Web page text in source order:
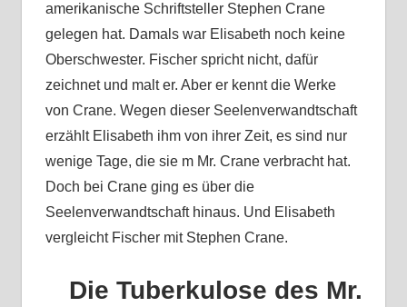
amerikanische Schriftsteller Stephen Crane
gelegen hat. Damals war Elisabeth noch keine
Oberschwester. Fischer spricht nicht, dafür
zeichnet und malt er. Aber er kennt die Werke
von Crane. Wegen dieser Seelenverwandtschaft
erzählt Elisabeth ihm von ihrer Zeit, es sind nur
wenige Tage, die sie m Mr. Crane verbracht hat.
Doch bei Crane ging es über die
Seelenverwandtschaft hinaus. Und Elisabeth
vergleicht Fischer mit Stephen Crane.
Die Tuberkulose des Mr.